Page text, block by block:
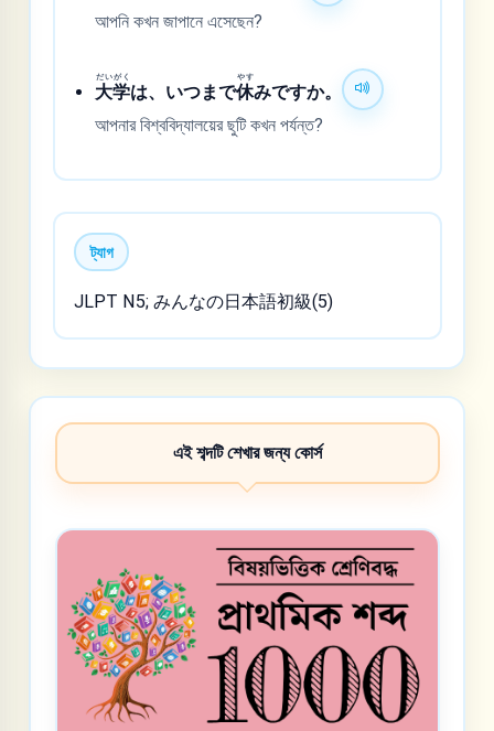
আপনি কখন জাপানে এসেছেন?
大学
だいがく
は、いつまで休
やす
みですか。
আপনার বিশ্ববিদ্যালয়ের ছুটি কখন পর্যন্ত?
ট্যাগ
JLPT N5; みんなの日本語初級(5)
এই শব্দটি শেখার জন্য কোর্স